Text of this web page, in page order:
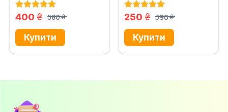
Середземному...
580
грн.
400 грн. 390
грн.
250 грн.